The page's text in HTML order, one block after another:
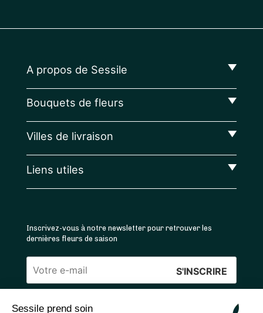
Sessile prend soin
A propos de Sessile
Bouquets de fleurs
Villes de livraison
Liens utiles
Inscrivez-vous à notre newsletter pour retrouver les
dernières fleurs de saison
Veuillez
ce